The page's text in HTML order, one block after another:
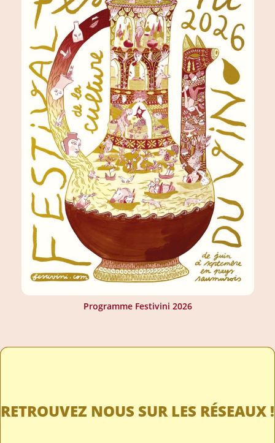
Programme Festivini 2026
RETROUVEZ NOUS SUR LES RÉSEAUX !